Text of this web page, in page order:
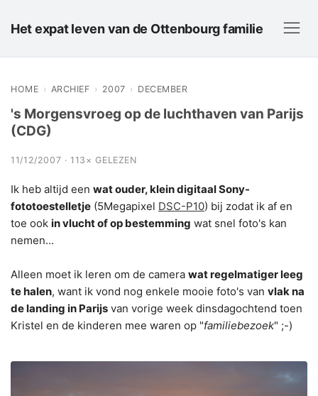
Het expat leven van de Ottenbourg familie
HOME › ARCHIEF › 2007 › DECEMBER
's Morgensvroeg op de luchthaven van Parijs
(CDG)
11/12/2007 · 113× GELEZEN
Ik heb altijd een wat ouder, klein digitaal Sony-
fototoestelletje (5Megapixel DSC-P10) bij zodat ik af en
toe ook in vlucht of op bestemming wat snel foto's kan
nemen...
Alleen moet ik leren om de camera wat regelmatiger leeg
te halen, want ik vond nog enkele mooie foto's van vlak na
de landing in Parijs van vorige week dinsdagochtend toen
Kristel en de kinderen mee waren op "familiebezoek" ;-)